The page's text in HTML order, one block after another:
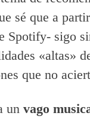
sé que a
Spotify- sigo
«altas»
que no
un vago